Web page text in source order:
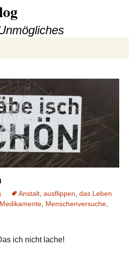
Anstalt, ausflippen, das Leben
Medikamente, Menschenversuche,
ich nicht lache!